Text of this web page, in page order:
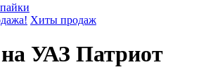
Хиты продаж
УАЗ Патриот